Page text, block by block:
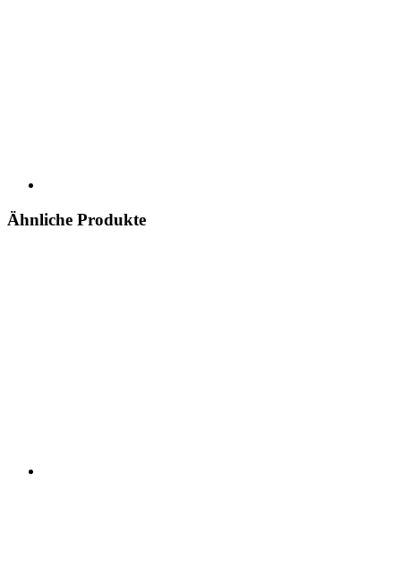
Ähnliche Produkte